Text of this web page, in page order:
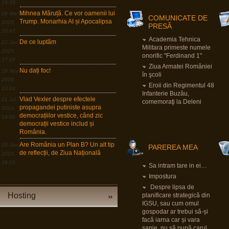
Pârvu Florin
05 Sep 2025, 20:02
It's not enough to be up to date, you have to
be up to tomorrow.
Nu e suficient să fii la curent cu ce se
întâmplă azi, trebuie să fii la curent cu ce se
va întâmpla mâine.
David Ben Gurion, fost prim ministru israelian
Pârvu Florin
28 Aug 2025, 01:17
În Marea Britanie ura rasială, religioasă,
legată de orientarea sexuală sau de
dizabilitate e circumstanță agravantă care
conduce la dublarea minimului și maximului
pedepsei pentru infracțiuni astfel motivate.
Poate e cazul ca și societatea românească
să înceapă să se gândească la asta.
Zic și eu, mnah…
29 Jul 2025, 20:20
Să lămurim și de ce congresul SUA e în
buzunarul de la piept al oricărui guvern
19:35
29 Mar
2025,
23:47
Mihnea Măruță. Ce vor oamenii lui
Trump. Monarhia AI și Apocalipsa
22 Jan
2025,
17:29
De ce luptăm
29 Nov
2024,
23:24
Nu dați foc!
21 Jul
2024,
14:58
Vlad Vexler despre efectele
propagandei putiniste asupra
democrațiilor vestice, când zic
democrații vestice includ și
România.
03 Jan
2024,
16:10
Are România un Plan B? Un alt tip
de reflecții, de Ziua Națională
Hosting
COMUNICATE DE
PRESĂ
Academia Tehnica
Militara primeste numele
onorific "Ferdinand 1"
Ziua Armatei României
în şcoli
Eroii din Regimentul 48
Infanterie Buzău,
comemoraţi la Deleni
PAREREA MEA
Sa intram tare in ei…
Impostura
Despre lipsa de
planificare strategică din
IGSU, sau cum omul
gospodar ar trebui să-și
facă iarna car și vara